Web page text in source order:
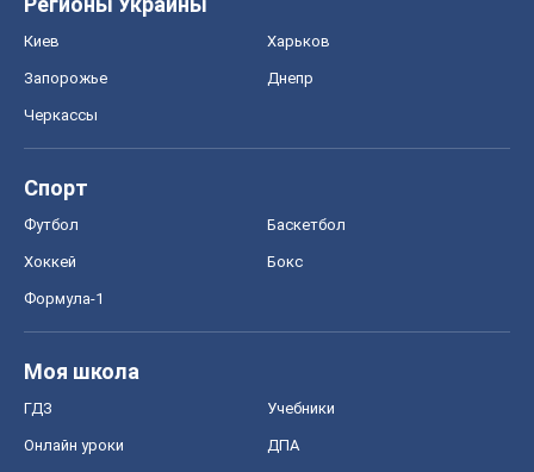
Киев Харьков
Запорожье Днепр
Черкассы
Спорт
Футбол Баскетбол
Хоккей Бокс
Формула-1
Моя школа
ГДЗ Учебники
Онлайн уроки ДПА